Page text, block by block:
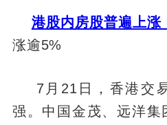
港股内房股普遍上涨
涨逾5%
7月21日，香港交
强。中国金茂、远洋集